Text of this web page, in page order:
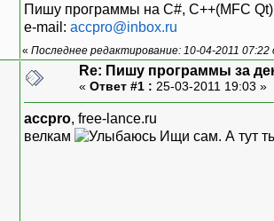
Пишу программы на C#, С++(MFC
e-mail: accpro@inbox.ru
« Последнее редактирование: 10-04-2011
Re: Пишу программы за
« Ответ #1 : 25-03-2011 19:03 »
accpro, free-lance.ru
велкам
Ищи сам. А тут